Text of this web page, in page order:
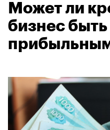
Может ли
бизнес быть